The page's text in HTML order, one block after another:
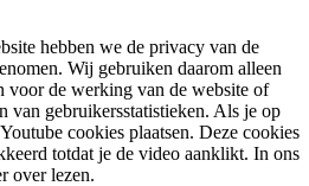
hebben we de privacy van de
Wij gebruiken daarom alleen
voor de werking van de website of
van gebruikersstatistieken. Als je op
cookies plaatsen. Deze cookies
totdat je de video aanklikt. In ons
over lezen.